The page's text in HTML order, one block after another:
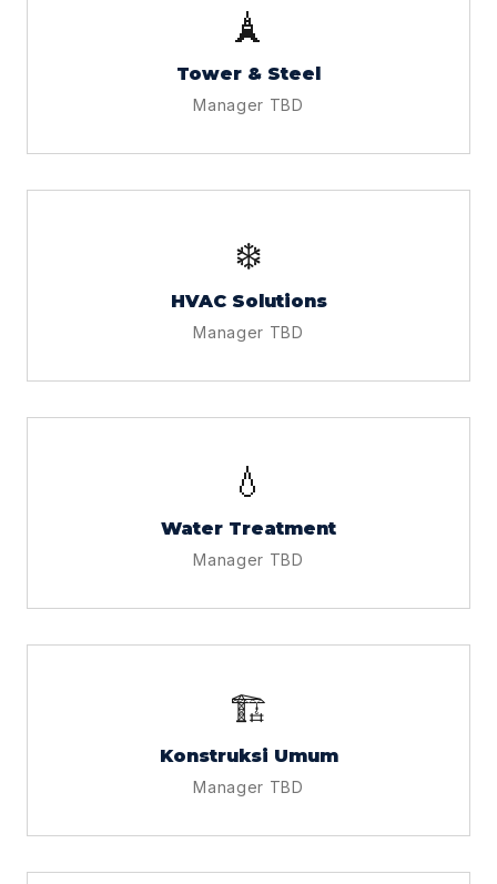
🗼
Tower & Steel
Manager TBD
❄️
HVAC Solutions
Manager TBD
💧
Water Treatment
Manager TBD
🏗️
Konstruksi Umum
Manager TBD